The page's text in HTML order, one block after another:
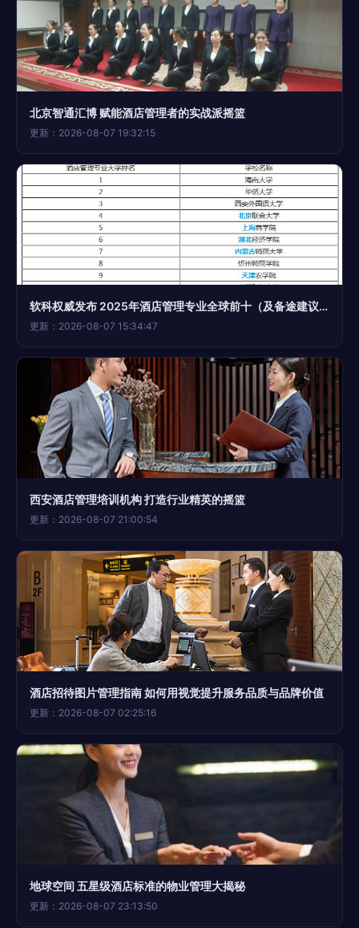
北京智通汇博 赋能酒店管理者的实战派摇篮
更新：2026-08-07 19:32:15
软科权威发布 2025年酒店管理专业全球前十（及备途建议）
更新：2026-08-07 15:34:47
西安酒店管理培训机构 打造行业精英的摇篮
更新：2026-08-07 21:00:54
酒店招待图片管理指南 如何用视觉提升服务品质与品牌价值
更新：2026-08-07 02:25:16
地球空间 五星级酒店标准的物业管理大揭秘
更新：2026-08-07 23:13:50